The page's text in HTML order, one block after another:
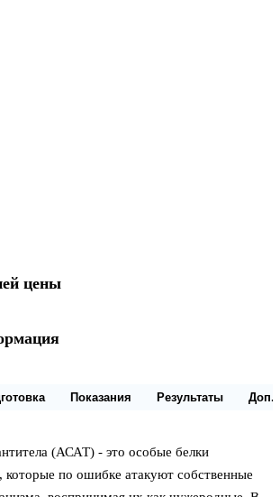
цены
Показания Результаты Доп.
(АСАТ) - это особые белки
по ошибке атакуют собственные